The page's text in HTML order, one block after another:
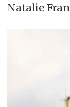
Natalie